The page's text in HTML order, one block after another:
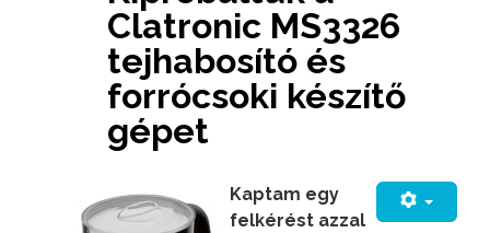
Clatronic MS3326
tejhabosító és
forrócsoki készítő
gépet
Kaptam egy
felkérést azzal